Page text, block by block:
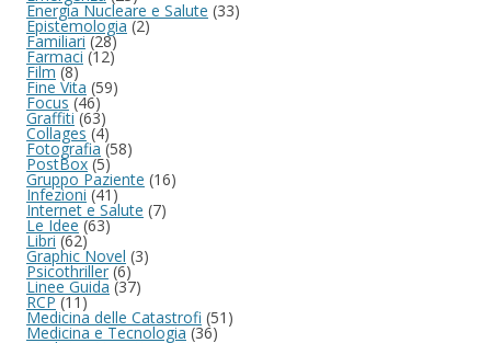
Energia Nucleare e Salute (33)
Epistemologia(2)
Familiari(28)
Farmaci(12)
Film(8)
Fine Vita (59)
Focus(46)
Graffiti(63)
Collages (4)
Fotografia (58)
PostBox(5)
Gruppo Paziente (16)
Infezioni(41)
Internet e Salute (7)
Le Idee(63)
Libri(62)
Graphic Novel (3)
Psicothriller(6)
Linee Guida (37)
RCP(11)
Medicina delle Catastrofi (51)
Medicina e Tecnologia(36)